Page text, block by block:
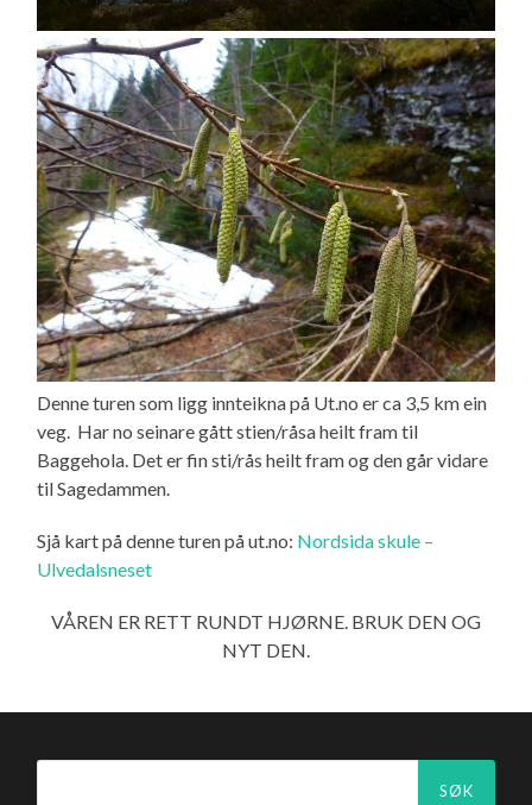
Denne turen som ligg innteikna på Ut.no er ca 3,5 km ein
veg. Har no seinare gått stien/råsa heilt fram til
Baggehola. Det er fin sti/rås heilt fram og den går vidare
til Sagedammen.
Sjå kart på denne turen på ut.no: Nordsida skule –
Ulvedalsneset
VÅREN ER RETT RUNDT HJØRNE. BRUK DEN OG
NYT DEN.